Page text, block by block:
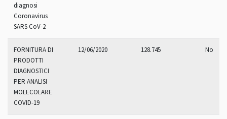
diagnosi
Coronavirus
SARS CoV-2
FORNITURA DI
PRODOTTI
DIAGNOSTICI
PER ANALISI
MOLECOLARE
COVID-19
12/06/2020 128.745 No